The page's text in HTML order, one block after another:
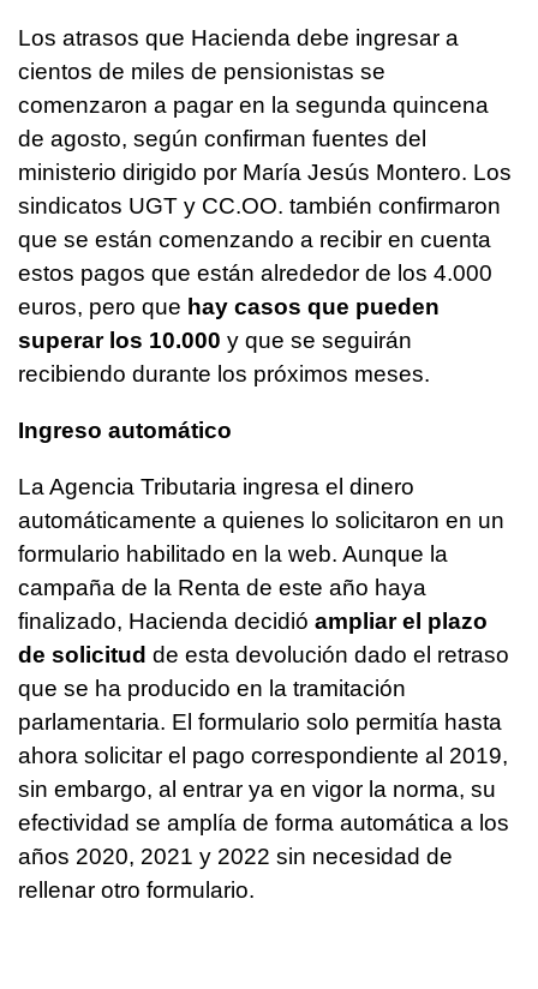
Los atrasos que Hacienda debe ingresar a
cientos de miles de pensionistas se
comenzaron a pagar en la segunda quincena
de agosto, según confirman fuentes del
ministerio dirigido por María Jesús Montero. Los
sindicatos UGT y CC.OO. también confirmaron
que se están comenzando a recibir en cuenta
estos pagos que están alrededor de los 4.000
euros, pero que hay casos que pueden
superar los 10.000 y que se seguirán
recibiendo durante los próximos meses.
Ingreso automático
La Agencia Tributaria ingresa el dinero
automáticamente a quienes lo solicitaron en un
formulario habilitado en la web. Aunque la
campaña de la Renta de este año haya
finalizado, Hacienda decidió ampliar el plazo
de solicitud de esta devolución dado el retraso
que se ha producido en la tramitación
parlamentaria. El formulario solo permitía hasta
ahora solicitar el pago correspondiente al 2019,
sin embargo, al entrar ya en vigor la norma, su
efectividad se amplía de forma automática a los
años 2020, 2021 y 2022 sin necesidad de
rellenar otro formulario.